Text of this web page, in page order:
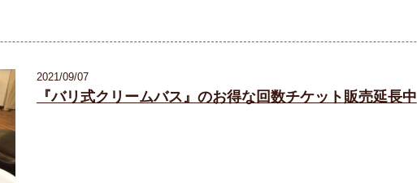
2021/09/07
『バリ式クリームバス』のお得な回数チケット販売延長中